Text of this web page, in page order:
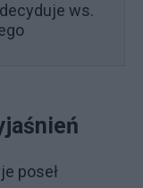
ws.
poseł